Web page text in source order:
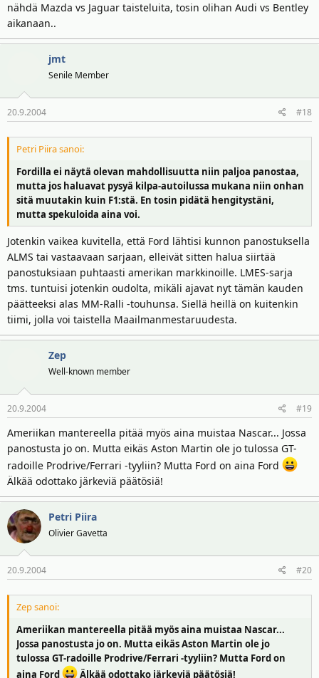
nähdä Mazda vs Jaguar taisteluita, tosin olihan Audi vs Bentley
aikanaan..
jmt
Senile Member
20.9.2004 #18
Petri Piira sanoi:
Fordilla ei näytä olevan mahdollisuutta niin paljoa panostaa,
mutta jos haluavat pysyä kilpa-autoilussa mukana niin onhan
sitä muutakin kuin F1:stä. En tosin pidätä hengitystäni,
mutta spekuloida aina voi.
Jotenkin vaikea kuvitella, että Ford lähtisi kunnon panostuksella
ALMS tai vastaavaan sarjaan, elleivät sitten halua siirtää
panostuksiaan puhtaasti amerikan markkinoille. LMES-sarja
tms. tuntuisi jotenkin oudolta, mikäli ajavat nyt tämän kauden
päätteeksi alas MM-Ralli -touhunsa. Siellä heillä on kuitenkin
tiimi, jolla voi taistella Maailmanmestaruudesta.
Zep
Well-known member
20.9.2004 #19
Ameriikan mantereella pitää myös aina muistaa Nascar... Jossa
panostusta jo on. Mutta eikäs Aston Martin ole jo tulossa GT-
radoille Prodrive/Ferrari -tyyliin? Mutta Ford on aina Ford
Älkää odottako järkeviä päätösiä!
Petri Piira
Olivier Gavetta
20.9.2004 #20
Zep sanoi:
Ameriikan mantereella pitää myös aina muistaa Nascar...
Jossa panostusta jo on. Mutta eikäs Aston Martin ole jo
tulossa GT-radoille Prodrive/Ferrari -tyyliin? Mutta Ford on
aina Ford
Älkää odottako järkeviä päätösiä!